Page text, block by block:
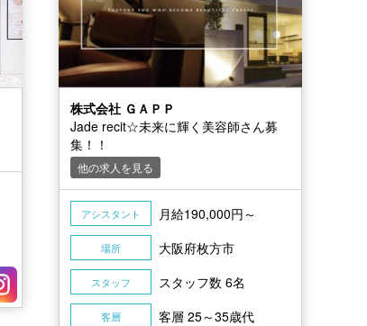
株式会社 ＧＡＰＰ
Jade recit☆未来に輝く美容師さん募
集！！
他の求人を見る
アシスタント 月給190,000円～
場所 大阪府枚方市
スタッフ スタッフ数 6名
客層 客層 25～35歳代